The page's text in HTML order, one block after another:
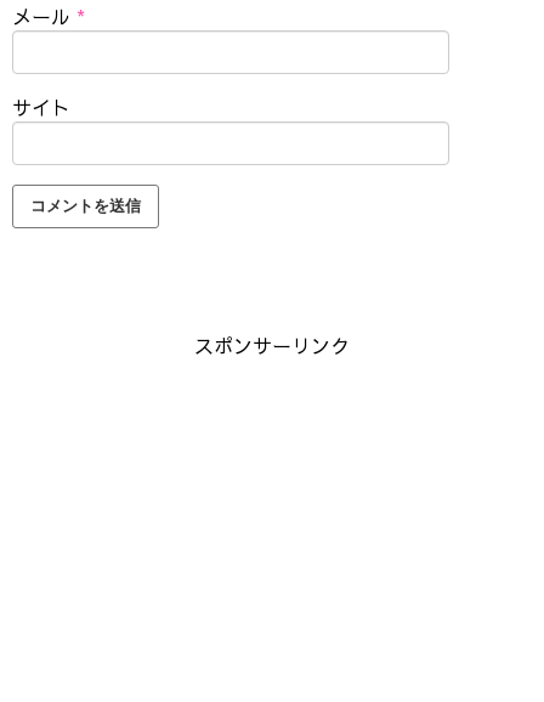
メール *
サイト
スポンサーリンク